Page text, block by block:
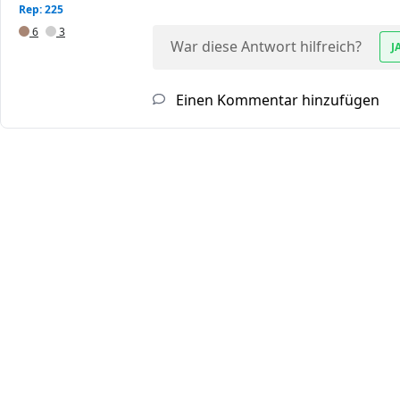
Rep: 225
6
3
War diese Antwort hilfreich?
Einen Kommentar hinzufügen